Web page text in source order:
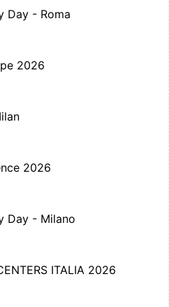
Day - Roma
2026
2026
Day - Milano
ITALIA 2026